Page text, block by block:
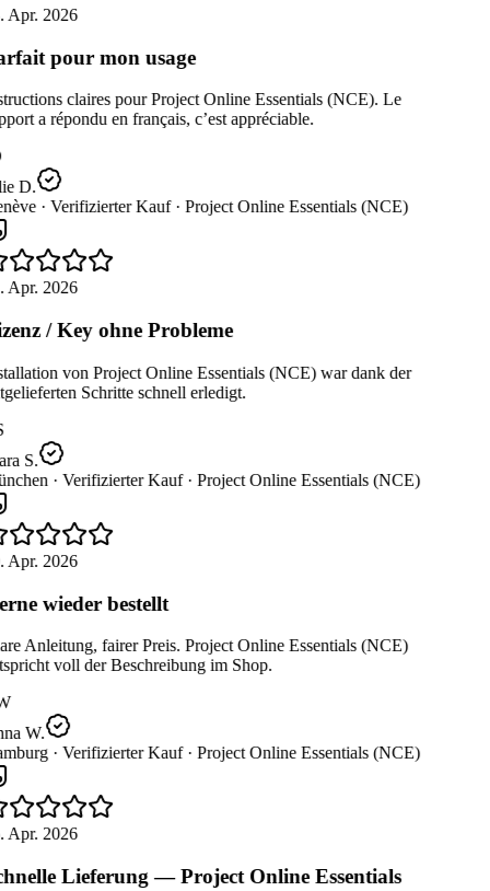
Apr. 2026
pour mon usage
claires pour Project Online Essentials (NCE). Le
a répondu en français, c’est appréciable.
D.
· Verifizierter Kauf · Project Online Essentials (NCE)
Apr. 2026
/ Key ohne Probleme
von Project Online Essentials (NCE) war dank der
Schritte schnell erledigt.
S.
· Verifizierter Kauf · Project Online Essentials (NCE)
Apr. 2026
wieder bestellt
Anleitung, fairer Preis. Project Online Essentials (NCE)
voll der Beschreibung im Shop.
W.
· Verifizierter Kauf · Project Online Essentials (NCE)
Apr. 2026
Lieferung — Project Online Essentials